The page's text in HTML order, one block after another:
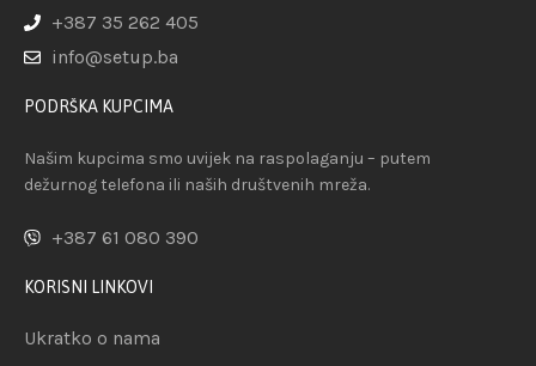
+387 35 262 405
info@setup.ba
PODRŠKA KUPCIMA
Našim kupcima smo uvijek na raspolaganju – putem
dežurnog telefona ili naših društvenih mreža.
+387 61 080 390
KORISNI LINKOVI
Ukratko o nama